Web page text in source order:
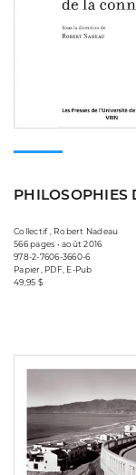
PHILOSOPHIES
Collectif , Robert Nadeau
566 pages • août 2016
978-2-7606-3660-6
Papier, PDF, E-Pub
49,95 $